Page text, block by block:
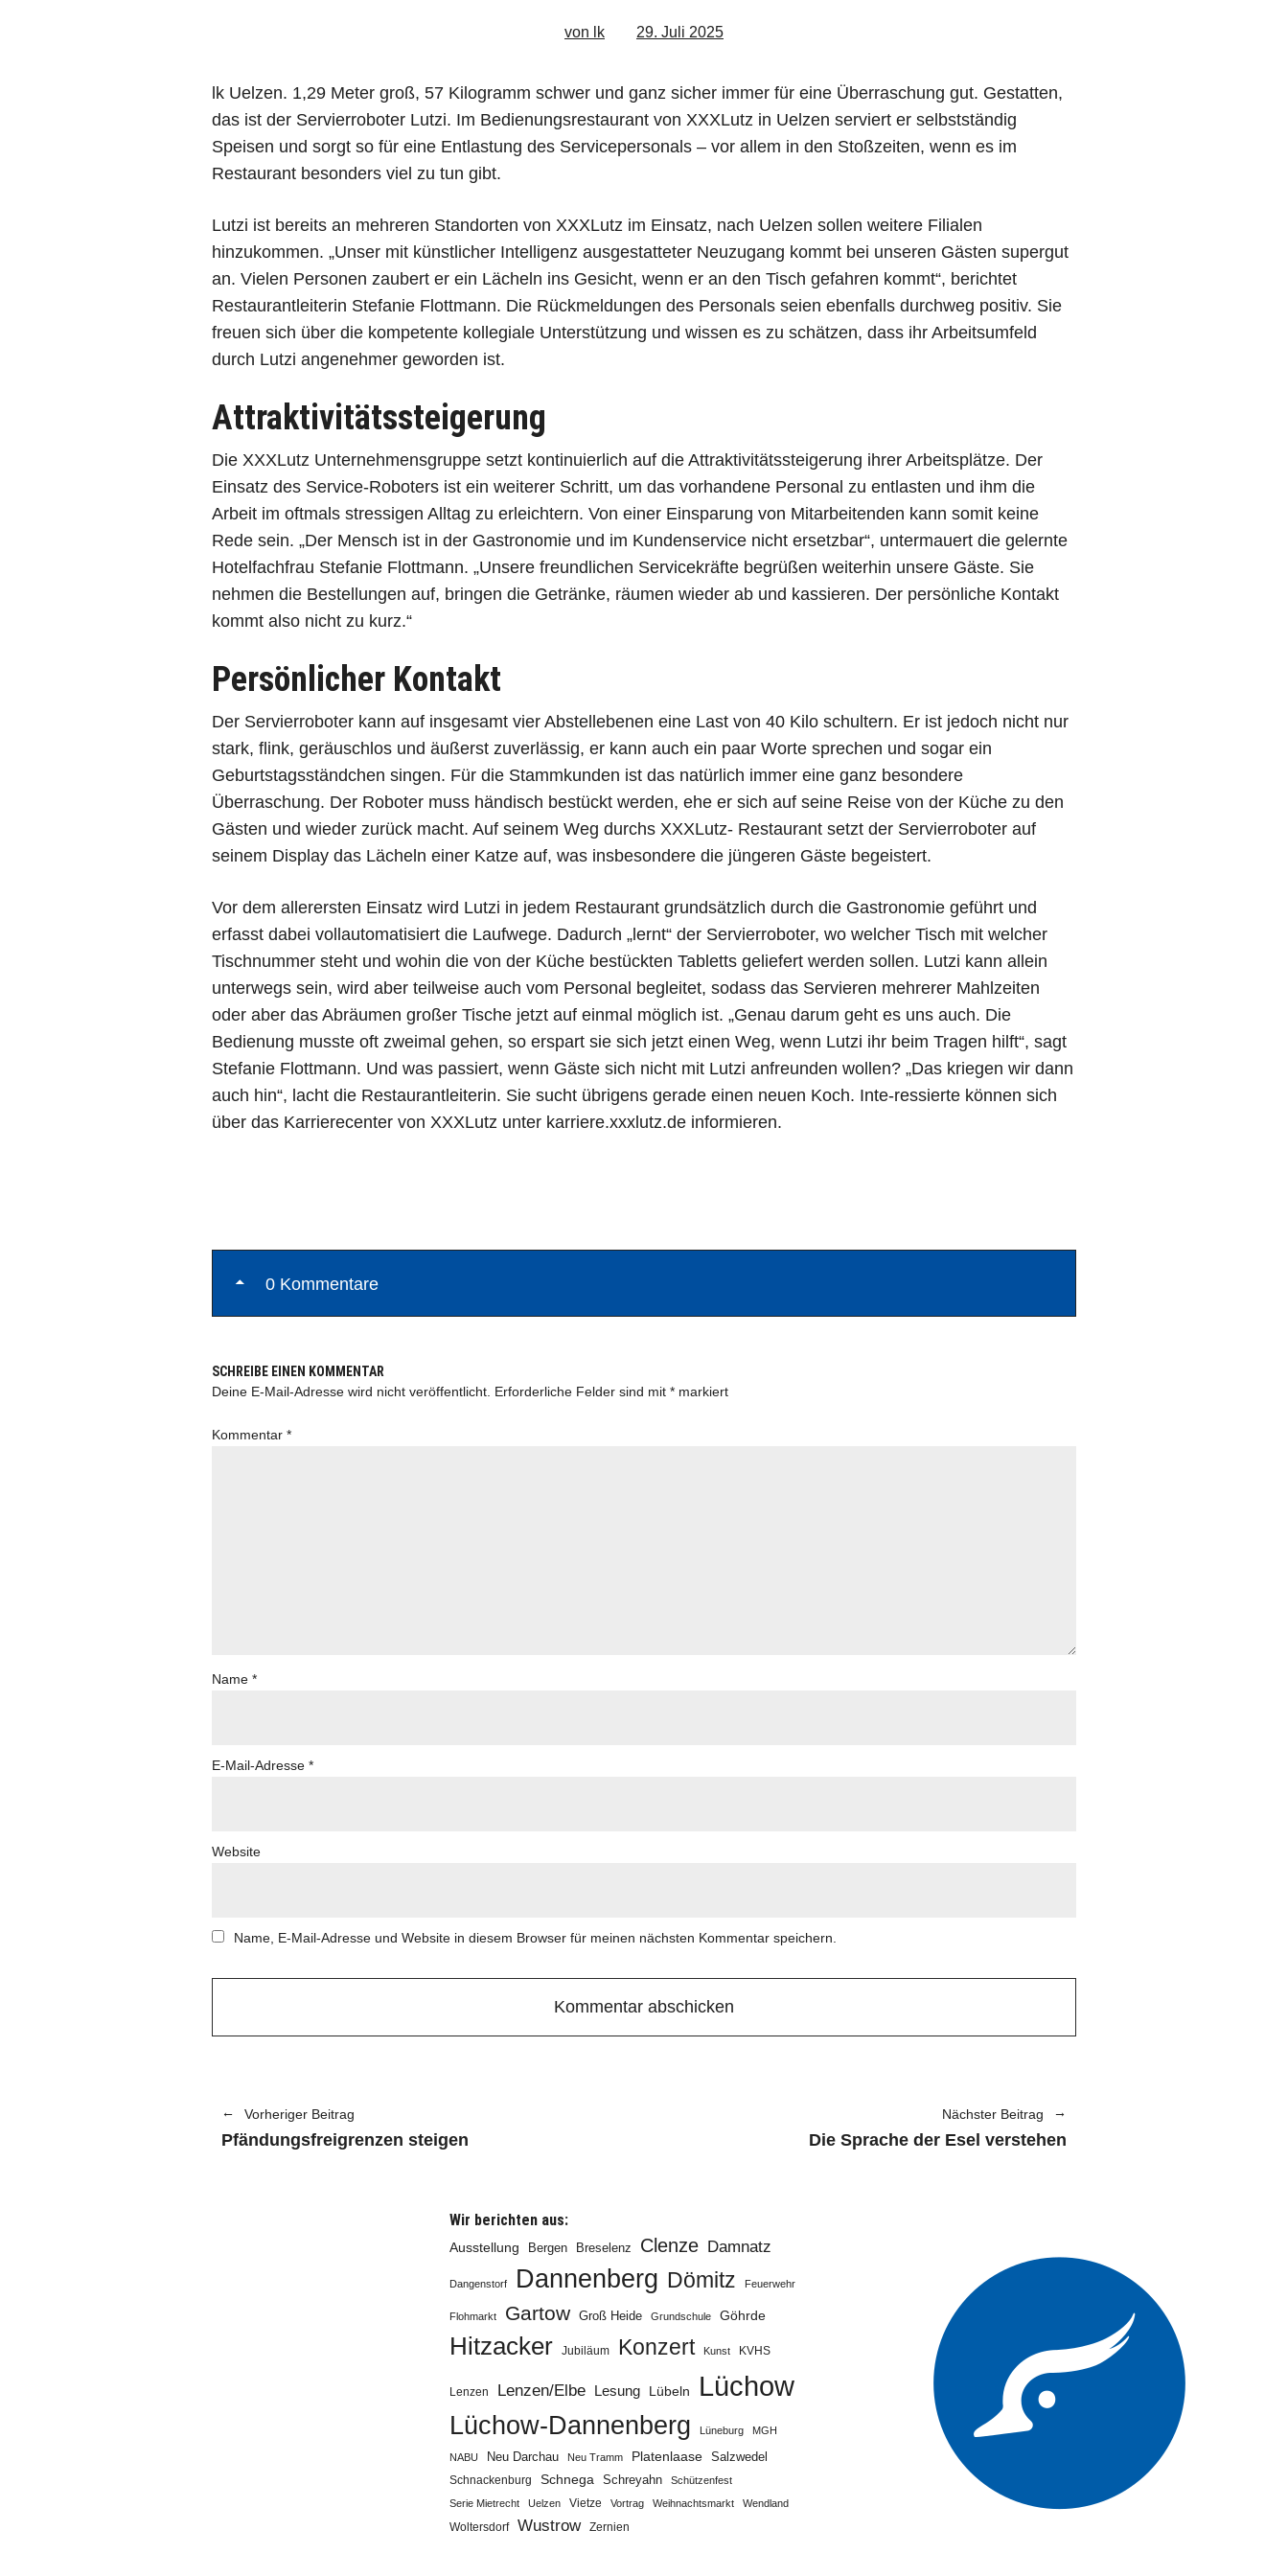
von lk 29. Juli 2025
lk Uelzen. 1,29 Meter groß, 57 Kilogramm schwer und ganz sicher immer für eine Überraschung gut. Gestatten,
das ist der Servierroboter Lutzi. Im Bedienungsrestaurant von XXXLutz in Uelzen serviert er selbstständig
Speisen und sorgt so für eine Entlastung des Servicepersonals – vor allem in den Stoßzeiten, wenn es im
Restaurant besonders viel zu tun gibt.
Lutzi ist bereits an mehreren Standorten von XXXLutz im Einsatz, nach Uelzen sollen weitere Filialen
hinzukommen. „Unser mit künstlicher Intelligenz ausgestatteter Neuzugang kommt bei unseren Gästen supergut
an. Vielen Personen zaubert er ein Lächeln ins Gesicht, wenn er an den Tisch gefahren kommt“, berichtet
Restaurantleiterin Stefanie Flottmann. Die Rückmeldungen des Personals seien ebenfalls durchweg positiv. Sie
freuen sich über die kompetente kollegiale Unterstützung und wissen es zu schätzen, dass ihr Arbeitsumfeld
durch Lutzi angenehmer geworden ist.
Attraktivitätssteigerung
Die XXXLutz Unternehmensgruppe setzt kontinuierlich auf die Attraktivitätssteigerung ihrer Arbeitsplätze. Der
Einsatz des Service-Roboters ist ein weiterer Schritt, um das vorhandene Personal zu entlasten und ihm die
Arbeit im oftmals stressigen Alltag zu erleichtern. Von einer Einsparung von Mitarbeitenden kann somit keine
Rede sein. „Der Mensch ist in der Gastronomie und im Kundenservice nicht ersetzbar“, untermauert die gelernte
Hotelfachfrau Stefanie Flottmann. „Unsere freundlichen Servicekräfte begrüßen weiterhin unsere Gäste. Sie
nehmen die Bestellungen auf, bringen die Getränke, räumen wieder ab und kassieren. Der persönliche Kontakt
kommt also nicht zu kurz.“
Persönlicher Kontakt
Der Servierroboter kann auf insgesamt vier Abstellebenen eine Last von 40 Kilo schultern. Er ist jedoch nicht nur
stark, flink, geräuschlos und äußerst zuverlässig, er kann auch ein paar Worte sprechen und sogar ein
Geburtstagsständchen singen. Für die Stammkunden ist das natürlich immer eine ganz besondere
Überraschung. Der Roboter muss händisch bestückt werden, ehe er sich auf seine Reise von der Küche zu den
Gästen und wieder zurück macht. Auf seinem Weg durchs XXXLutz- Restaurant setzt der Servierroboter auf
seinem Display das Lächeln einer Katze auf, was insbesondere die jüngeren Gäste begeistert.
Vor dem allerersten Einsatz wird Lutzi in jedem Restaurant grundsätzlich durch die Gastronomie geführt und
erfasst dabei vollautomatisiert die Laufwege. Dadurch „lernt“ der Servierroboter, wo welcher Tisch mit welcher
Tischnummer steht und wohin die von der Küche bestückten Tabletts geliefert werden sollen. Lutzi kann allein
unterwegs sein, wird aber teilweise auch vom Personal begleitet, sodass das Servieren mehrerer Mahlzeiten
oder aber das Abräumen großer Tische jetzt auf einmal möglich ist. „Genau darum geht es uns auch. Die
Bedienung musste oft zweimal gehen, so erspart sie sich jetzt einen Weg, wenn Lutzi ihr beim Tragen hilft“, sagt
Stefanie Flottmann. Und was passiert, wenn Gäste sich nicht mit Lutzi anfreunden wollen? „Das kriegen wir dann
auch hin“, lacht die Restaurantleiterin. Sie sucht übrigens gerade einen neuen Koch. Inte-ressierte können sich
über das Karrierecenter von XXXLutz unter karriere.xxxlutz.de informieren.
0 Kommentare
SCHREIBE EINEN KOMMENTAR
Deine E-Mail-Adresse wird nicht veröffentlicht. Erforderliche Felder sind mit* markiert
Kommentar*
Name*
E-Mail-Adresse*
Website
Name, E-Mail-Adresse und Website in diesem Browser für meinen nächsten Kommentar speichern.
Vorheriger Beitrag
Pfändungsfreigrenzen steigen
Nächster Beitrag
Die Sprache der Esel verstehen
Wir berichten aus:
Ausstellung Bergen Breselenz Clenze Damnatz
Dangenstorf Dannenberg Dömitz Feuerwehr
Flohmarkt Gartow Groß Heide Grundschule Göhrde
Hitzacker Jubiläum Konzert Kunst KVHS
Lenzen Lenzen/Elbe Lesung Lübeln Lüchow
Lüchow-Dannenberg Lüneburg MGH
NABU Neu Darchau Neu Tramm Platenlaase Salzwedel
Schnackenburg Schnega Schreyahn
Schützenfest
Serie Mietrecht
Uelzen Vietze Vortrag Weihnachtsmarkt Wendland
Woltersdorf Wustrow Zernien